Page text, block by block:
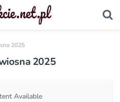
2025
2025
Available